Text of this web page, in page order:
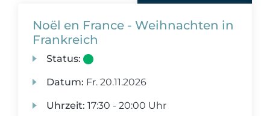
Noël en France - Weihnachten in
Frankreich
Status:
Datum: Fr. 20.11.2026
Uhrzeit: 17:30 - 20:00 Uhr